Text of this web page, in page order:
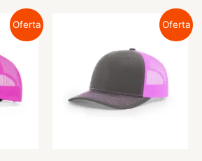
Oferta Oferta